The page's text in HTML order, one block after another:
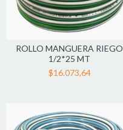
ROLLO MANGUERA RIEGO
1/2*25 MT
$16.073,64